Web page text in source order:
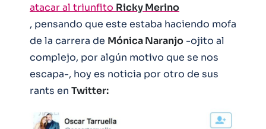
atacar al triunfito Ricky Merino
, pensando que este estaba haciendo mofa
de la carrera de Mónica Naranjo -ojito al
complejo, por algún motivo que se nos
escapa-, hoy es noticia por otro de sus
rants en Twitter: